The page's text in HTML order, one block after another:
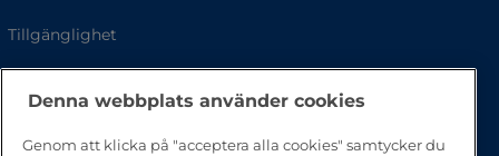
Tillgänglighet
Denna webbplats använder cookies
Genom att klicka på "acceptera alla cookies" samtycker du